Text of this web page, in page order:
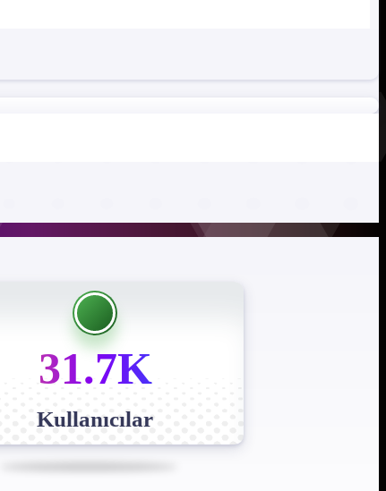
31.7K
Kullanıcılar